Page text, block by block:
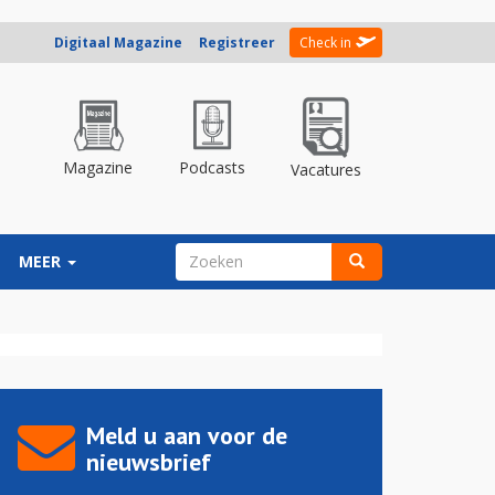
Digitaal Magazine Registreer Check in
Magazine Podcasts Vacatures
MEER ZOEKVELD
Meld u aan voor de
nieuwsbrief